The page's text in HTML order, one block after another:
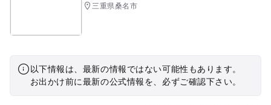
三重県桑名市
以下情報は、最新の情報ではない可能性もあります。
お出かけ前に最新の公式情報を、必ずご確認下さい。